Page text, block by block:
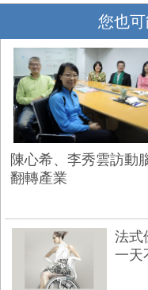
您也
陳心希、李秀雲訪動
翻轉產業
法式
一天